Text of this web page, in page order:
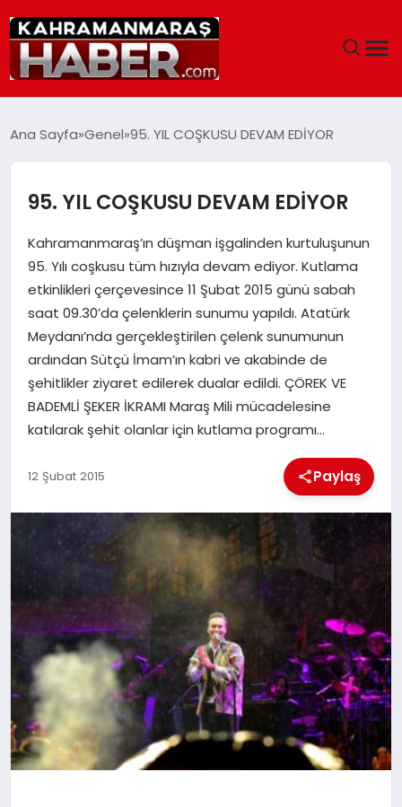
SIYASET
EĞITIM
EKONOMI
SAĞLIK
GENEL
SPOR
İLETIŞIM
YAZARLAR
KÜNYE
Ana Sayfa Genel 95. YIL COŞKUSU DEVAM EDİYOR
95. YIL COŞKUSU DEVAM EDİYOR
Kahramanmaraş’ın düşman işgalinden kurtuluşunun
95. Yılı coşkusu tüm hızıyla devam ediyor. Kutlama
etkinlikleri çerçevesince 11 Şubat 2015 günü sabah
saat 09.30’da çelenklerin sunumu yapıldı. Atatürk
Meydanı’nda gerçekleştirilen çelenk sunumunun
ardından Sütçü İmam’ın kabri ve akabinde de
şehitlikler ziyaret edilerek dualar edildi. ÇÖREK VE
BADEMLİ ŞEKER İKRAMI Maraş Mili mücadelesine
katılarak şehit olanlar için kutlama programı…
12 Şubat 2015 Paylaş